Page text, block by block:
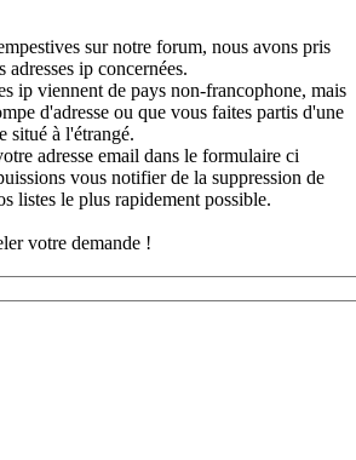
sur notre forum, nous avons pris
ip concernées.
ip viennent de pays non-francophone, mais
d'adresse ou que vous faites partis d'une
situé à l'étrangé.
adresse email dans le formulaire ci
vous notifier de la suppression de
listes le plus rapidement possible.
votre demande !